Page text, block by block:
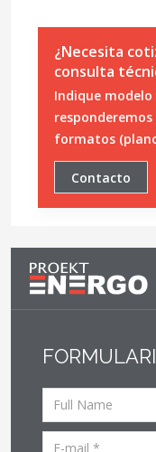
¿Necesita
consulta
Indique
formatos
Contacto